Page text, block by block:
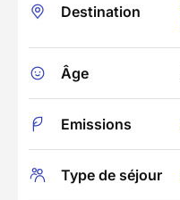
Destination
Âge
Emissions
Type de séjour